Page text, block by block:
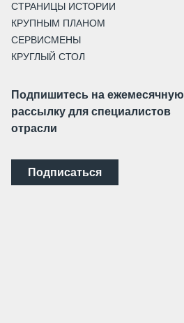
СТРАНИЦЫ ИСТОРИИ
КРУПНЫМ ПЛАНОМ
СЕРВИСМЕНЫ
КРУГЛЫЙ СТОЛ
Подпишитесь на ежемесячную
рассылку для специалистов
отрасли
Подписаться